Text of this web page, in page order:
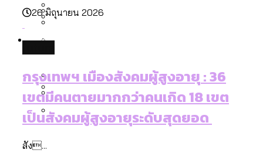
พัทยา
กทม. มีอำนาจแค่ไหน ในการแก้ปัญหาให้คน
ที่อาศัยอยู่ในกรุงเทพฯ
ฉะเชิงเทรา นครปฐม และล่าสุดที่กาญจนบุรี
งบระบายน้ำ-ป้องกันน้ำท่วม 4 ปี (2566-
2569) ของ กทม. ในยุคชัชชาติ ลงเขตไหน
ทำอะไรบ้าง
ความเกลียดชังที่ขายได้ : สำรวจ Hate
ความขัดแย้งไทย-กัมพูชา
กรุงเทพฯ เมืองคอนเสิร์ต : สำรวจ
คอนเสิร์ตและแฟนมีตติ้งในไทยจำนวน 526
สำรวจเศรษฐกิจในกรุงเทพฯ ผ่าน
สำรวจงบประมาณรายเขตในกรุงเทพฯ
ตายมากกว่าเกิด
กรุงเทพฯ เมืองสังคมผู้สูงอายุ [ข้อมูลดิบ]
สำรวจเหตุไฟไหม้ในกรุงเทพฯ 2568
[ข้อมูลดิบ]
คำนำหน้านามและกฎหมายสมรสเท่าเทียม
Bangkok Index 2022
DEMO Thailand
About Us
26 มิถุนายน 2026
กรุงเทพฯ เมืองสังคมผู้สูงอายุ : 36
เขตมีคนตายมากกว่าคนเกิด 18 เขต
เป็นสังคมผู้สูงอายุระดับสุดยอด
สัง...